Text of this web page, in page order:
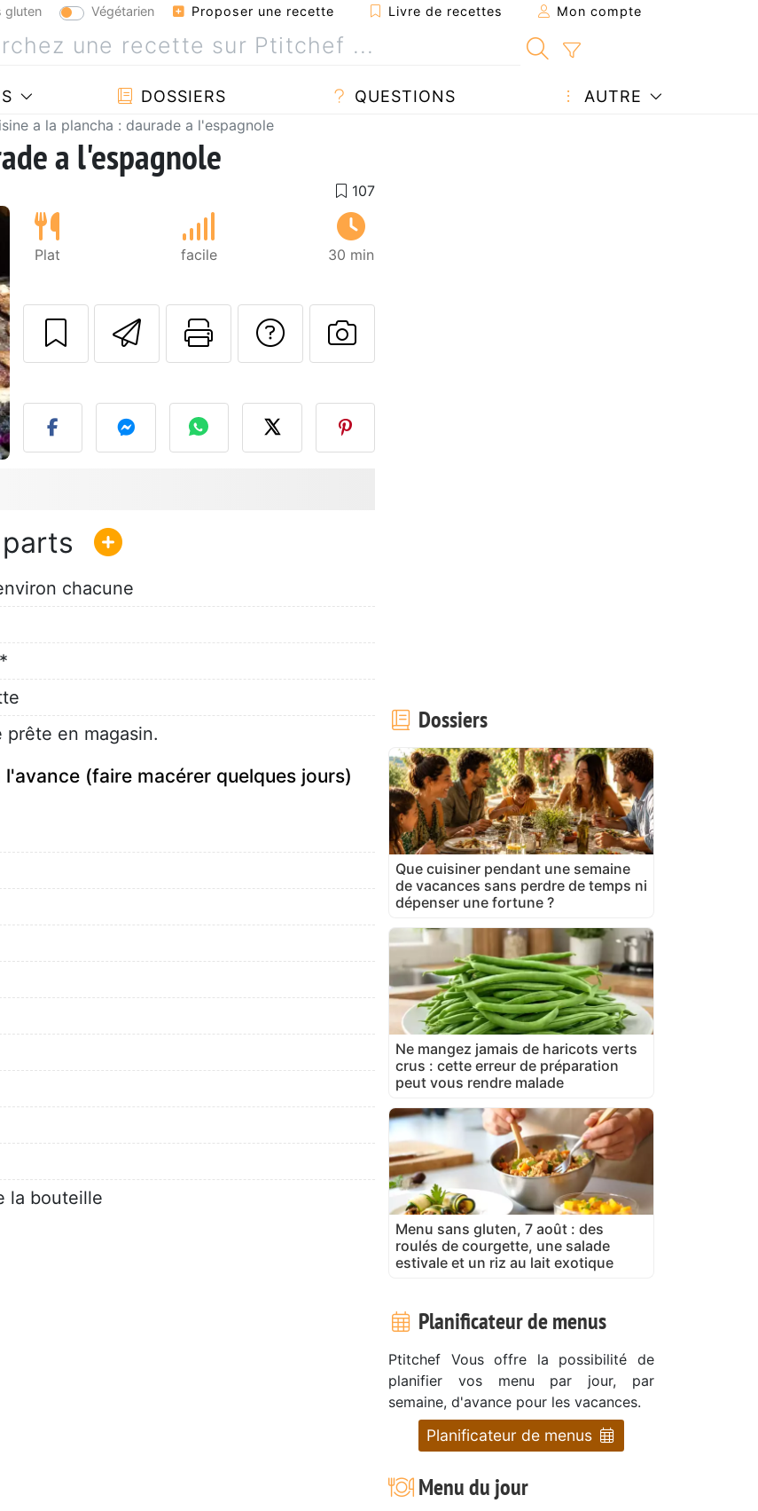
gluten Végétarien Proposer une recette Livre de recettes Mon compte
DOSSIERS QUESTIONS AUTRE
a la plancha : daurade a l'espagnole
a l'espagnole
Plat facile 30 min
Envoyer cette recette à un ami
Imprimer cette page
Poser une question à l'auteur
Publier votre photo de cette
chacune
en magasin.
(faire macérer quelques jours)
la bouteille
Dossiers
Que cuisiner pendant une semaine
de vacances sans perdre de temps ni
dépenser une fortune ?
Ne mangez jamais de haricots verts
crus : cette erreur de préparation
peut vous rendre malade
Menu sans gluten, 7 août : des
roulés de courgette, une salade
estivale et un riz au lait exotique
Planificateur de menus
Ptitchef Vous offre la possibilité de
planifier vos menu par jour, par
semaine, d'avance pour les vacances.
Planificateur de menus
Menu du jour